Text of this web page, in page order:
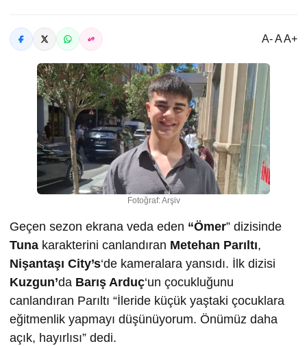
A- A A+
Fotoğraf: Arşiv
Geçen sezon ekrana veda eden “Ömer” dizisinde
Tuna karakterini canlandıran Metehan Parıltı,
Nişantaşı City’s‘de kameralara yansıdı. İlk dizisi
Kuzgun’da Barış Arduç‘un çocukluğunu
canlandıran Parıltı “İleride küçük yaştaki çocuklara
eğitmenlik yapmayı düşünüyorum. Önümüz daha
açık, hayırlısı” dedi.